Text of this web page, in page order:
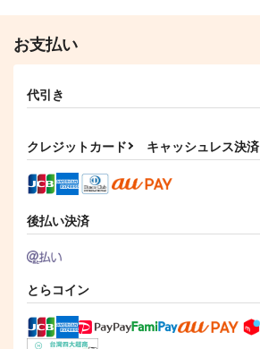
秋ノ扉
787円（税込）
山姥切長義×山姥切国広
んと
お支払い
代引き
クレジットカード キャッシュレス決済
後払い決済
とらコイン